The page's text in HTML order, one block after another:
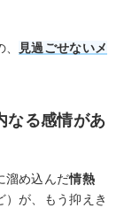
見過ごせないメ
なる感情があ
溜め込んだ情熱
）が、もう抑えき